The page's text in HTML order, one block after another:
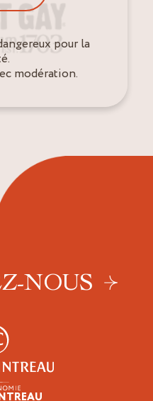
NOUS
pour la
modération.